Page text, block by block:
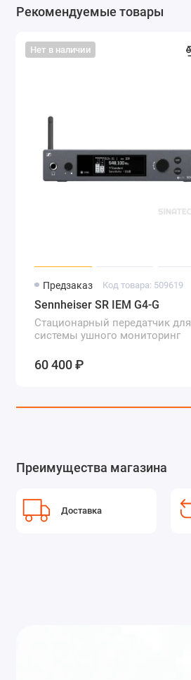
Рекомендуемые товары
Нет в наличии
Предзаказ Код товара: 509619
Sennheiser SR IEM G4-G
Стационарный передатчик для
системы ушного мониторинг
60 400 ₽
Преимущества магазина
Доставка